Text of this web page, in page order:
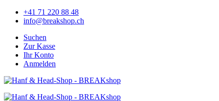
+41 71 220 88 48
info@breakshop.ch
Suchen
Zur Kasse
Ihr Konto
Anmelden